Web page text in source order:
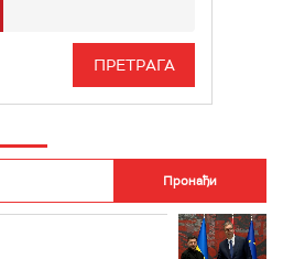
РТС 3
ИНФО